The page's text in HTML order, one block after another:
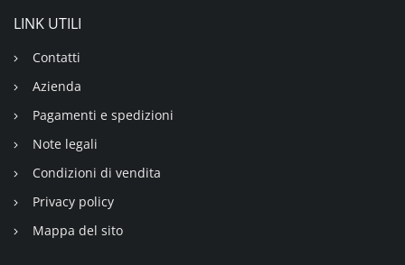
LINK UTILI
Contatti
Azienda
Pagamenti e spedizioni
Note legali
Condizioni di vendita
Privacy policy
Mappa del sito